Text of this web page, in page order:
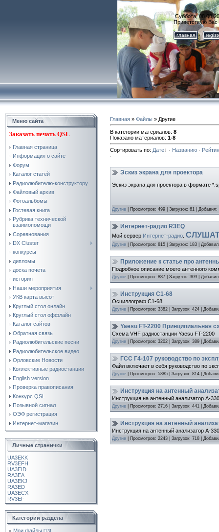
Суббота,
Приветствую Вас
главная
Меню сайта
Заказать печать QSL
Главная страница
Информация о сайте
Форум
Каталог статей
Радиолюбителю-конструктору
Файловый архив
Фотоальбомы
Гостевая книга
Рубрика технической
взаимопомощи
Соревнования
DX Cluster
конкурсы
дипломы
доска почета
история
Наши мероприятия
УКВ карта высот
Круглый стол онлайн
Круглый стол оффлайн
Каталог сайтов
Обратная связь
Радиолюбительские песни
Радиолюбительское видео
Орловские Новости
Коллективные радиостанции
English version
Проверка правописания
Конкурс QSL
Позывной сигнал
ОЭФ регистрация
Интернет-магазин
Личные странички
UA3EKK
RV3EFH
UA3EID
RA3EA
UA3EKJ
RA3ED
UA3ECX
RV3EF
Категории раздела
Мои файлы [13]
Главная » Файлы » Другие
В категории материалов: 8
Показано материалов: 1-8
Сортировать по: Дате · Названию ·
Эскиз экрана для проектора
Эскиз экрана для проектора в формате
Другие Просмотров: 499 Загрузок: 61 Добавил:
Интернет-радио R3EQ
Мой сервер Интернет-радио
Другие Просмотров: 815 Загрузок: 183
Приложение к статье про
Подробное описание моего антенного
Другие Просмотров: 887 Загрузок: 309
Инструкция С1-68
Осциллограф С1-68
Другие Просмотров: 3382 Загрузок: 424
Yaesu FT-2200 Принципиальная
Схема VHF радиостанции Yaesu FT-2200
Другие Просмотров: 3202 Загрузок: 389
ГСС Г4-107 руководство по
Файл включает в себя руководство по
Другие Просмотров: 5385 Загрузок: 814
Инструкция на антенный
Инструкция на антенный анализатор А-
Другие Просмотров: 2716 Загрузок: 441
Инструкция на антенный
Инструкция на антенный анализатор А-330
Другие Просмотров: 2243 Загрузок: 718